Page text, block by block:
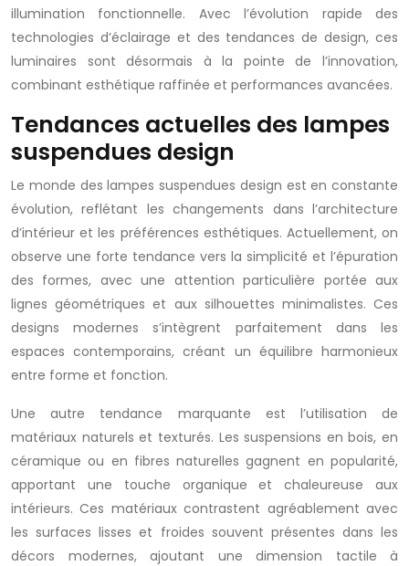
illumination fonctionnelle. Avec l’évolution rapide des
technologies d’éclairage et des tendances de design, ces
luminaires sont désormais à la pointe de l’innovation,
combinant esthétique raffinée et performances avancées.
Tendances actuelles des lampes
suspendues design
Le monde des lampes suspendues design est en constante
évolution, reflétant les changements dans l’architecture
d’intérieur et les préférences esthétiques. Actuellement, on
observe une forte tendance vers la simplicité et l’épuration
des formes, avec une attention particulière portée aux
lignes géométriques et aux silhouettes minimalistes. Ces
designs modernes s’intègrent parfaitement dans les
espaces contemporains, créant un équilibre harmonieux
entre forme et fonction.
Une autre tendance marquante est l’utilisation de
matériaux naturels et texturés. Les suspensions en bois, en
céramique ou en fibres naturelles gagnent en popularité,
apportant une touche organique et chaleureuse aux
intérieurs. Ces matériaux contrastent agréablement avec
les surfaces lisses et froides souvent présentes dans les
décors modernes, ajoutant une dimension tactile à